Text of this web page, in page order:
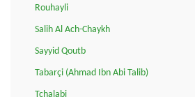
Rouhayli
Salih Al Ach-Chaykh
Sayyid Qoutb
Tabarçi (Ahmad Ibn Abi Talib)
Tchalabi